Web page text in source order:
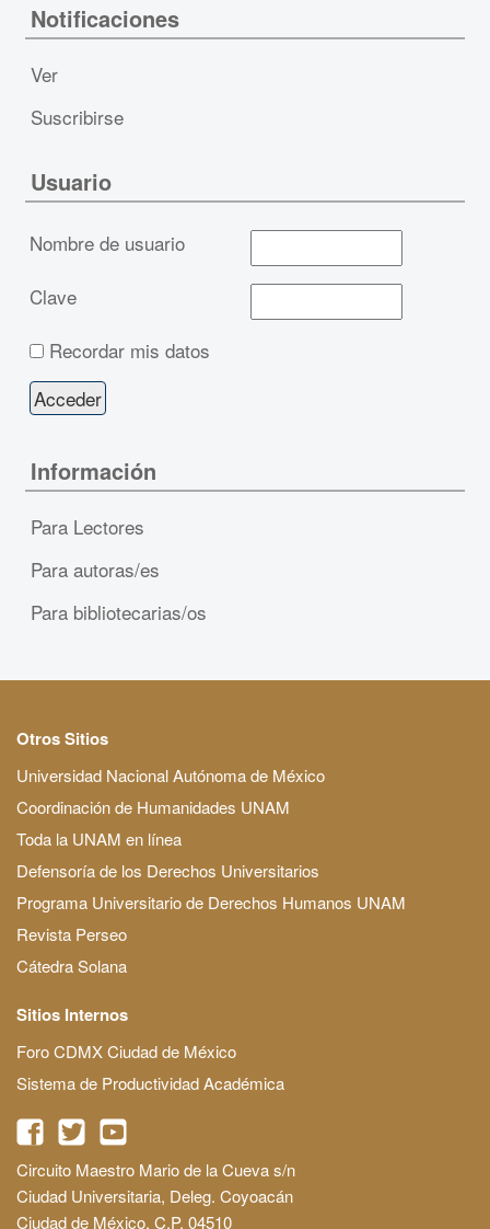
Notificaciones
Ver
Suscribirse
Usuario
Nombre de usuario
Clave
Recordar mis datos
Información
Para Lectores
Para autoras/es
Para bibliotecarias/os
Otros Sitios
Universidad Nacional Autónoma de México
Coordinación de Humanidades UNAM
Toda la UNAM en línea
Defensoría de los Derechos Universitarios
Programa Universitario de Derechos Humanos UNAM
Revista Perseo
Cátedra Solana
Sitios Internos
Foro CDMX Ciudad de México
Sistema de Productividad Académica
Circuito Maestro Mario de la Cueva s/n
Ciudad Universitaria, Deleg. Coyoacán
Ciudad de México, C.P. 04510